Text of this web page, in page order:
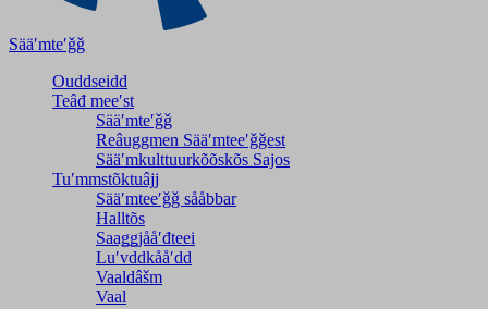
Sääʹmteʹǧǧ
Ouddseidd
Teâđ meeʹst
Sääʹmteʹǧǧ
Reâuggmen Sääʹmteeʹǧǧest
Sääʹmkulttuurkõõskõs Sajos
Tuʹmmstõktuâjj
Sääʹmteeʹǧǧ sååbbar
Halltõs
Saaǥǥjååʹđteei
Luʹvddkååʹdd
Vaaldâšm
Vaal